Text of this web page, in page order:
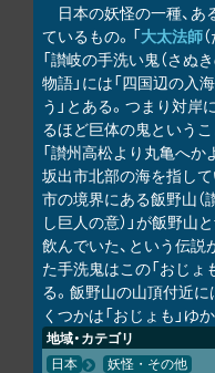
日本の妖怪の一種、あ
ているもの。「大太法師
「讃岐の手洗い鬼（さぬ
物語」には「四国辺の
う」とある。つまり対
るほど巨体の鬼というこ
「讃州高松より丸亀へか
坂出市北部の海を指し
市の境界にある飯野山（
し巨人の意）」が飯野
飲んでいた、という伝説
た手洗鬼はこの「おじ
る。飯野山の山頂付近
くつかは「おじょも」ゆ
地域・カテゴリ
日本 妖怪・その他